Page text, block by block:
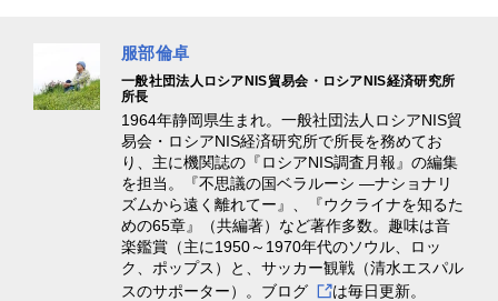
服部倫卓
一般社団法人ロシアNIS貿易会・ロシアNIS経済研究所
所長
1964年静岡県生まれ。一般社団法人ロシアNIS貿
易会・ロシアNIS経済研究所で所長を務めてお
り、主に機関誌の『ロシアNIS調査月報』の編集
を担当。『不思議の国ベラルーシ ―ナショナリ
ズムから遠く離れてー』、『ウクライナを知るた
めの65章』（共編著）など著作多数。趣味は音
楽鑑賞（主に1950～1970年代のソウル、ロッ
ク、ポップス）と、サッカー観戦（清水エスパル
スのサポーター）。 ブログ は毎日更新。